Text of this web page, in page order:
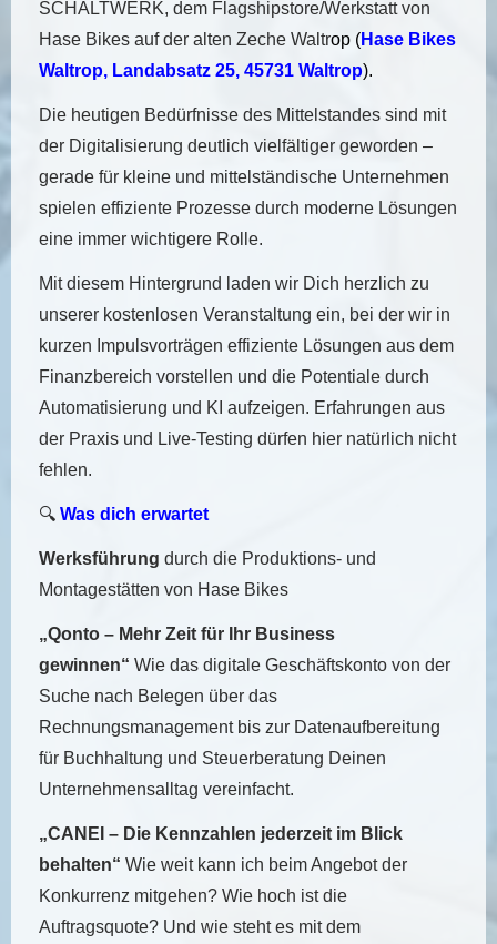
SCHALTWERK, dem Flagshipstore/Werkstatt von
Hase Bikes auf der alten Zeche Waltrop (Hase Bikes
Waltrop, Landabsatz 25, 45731 Waltrop).
Die heutigen Bedürfnisse des Mittelstandes sind mit
der Digitalisierung deutlich vielfältiger geworden –
gerade für kleine und mittelständische Unternehmen
spielen effiziente Prozesse durch moderne Lösungen
eine immer wichtigere Rolle.
Mit diesem Hintergrund laden wir Dich herzlich zu
unserer kostenlosen Veranstaltung ein, bei der wir in
kurzen Impulsvorträgen effiziente Lösungen aus dem
Finanzbereich vorstellen und die Potentiale durch
Automatisierung und KI aufzeigen. Erfahrungen aus
der Praxis und Live-Testing dürfen hier natürlich nicht
fehlen.
🔍 Was dich erwartet
Werksführung durch die Produktions- und
Montagestätten von Hase Bikes
„Qonto – Mehr Zeit für Ihr Business
gewinnen“ Wie das digitale Geschäftskonto von der
Suche nach Belegen über das
Rechnungsmanagement bis zur Datenaufbereitung
für Buchhaltung und Steuerberatung Deinen
Unternehmensalltag vereinfacht.
„CANEI – Die Kennzahlen jederzeit im Blick
behalten“ Wie weit kann ich beim Angebot der
Konkurrenz mitgehen? Wie hoch ist die
Auftragsquote? Und wie steht es mit dem